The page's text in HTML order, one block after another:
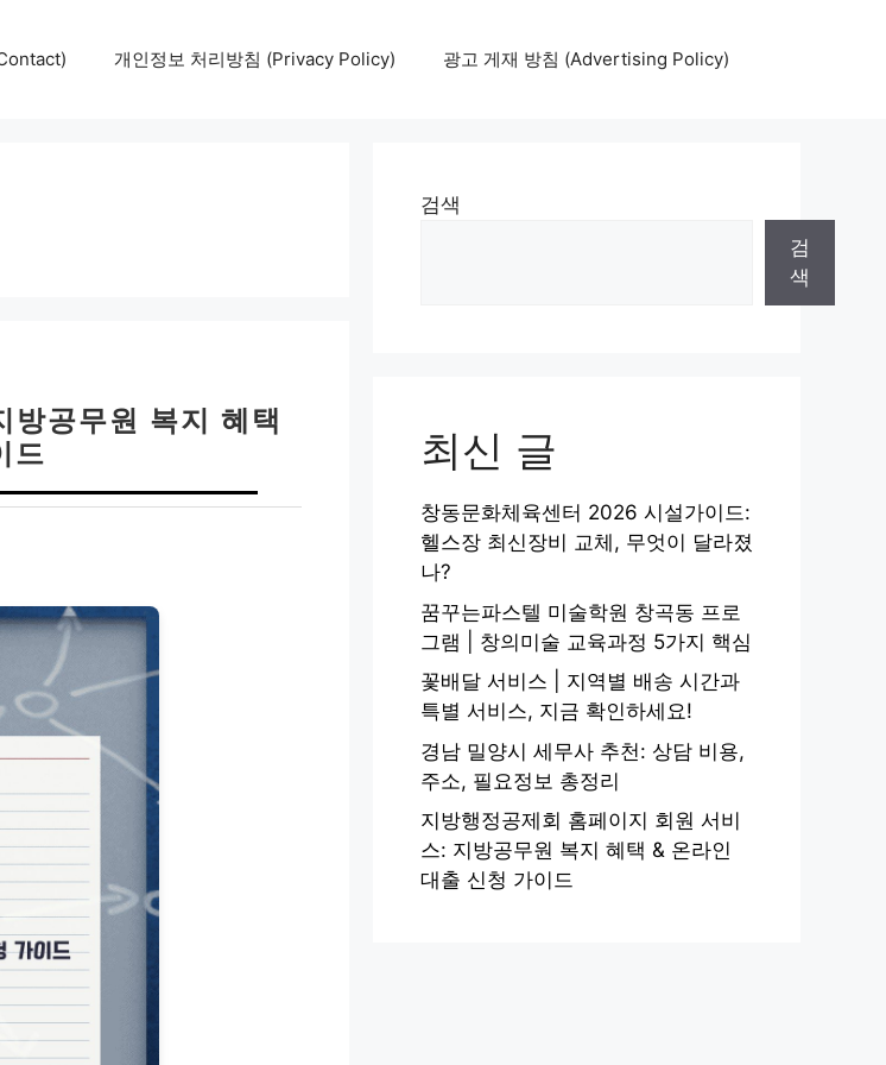
개인정보 처리방침 (Privacy Policy) 광고 게재 방침 (Advertising Policy)
공무원 복지 혜택
드
검색
검
색
최신 글
창동문화체육센터 2026 시설가이드:
헬스장 최신장비 교체, 무엇이 달라졌
나?
꿈꾸는파스텔 미술학원 창곡동 프로
그램 | 창의미술 교육과정 5가지 핵심
꽃배달 서비스 | 지역별 배송 시간과
특별 서비스, 지금 확인하세요!
경남 밀양시 세무사 추천: 상담 비용,
주소, 필요정보 총정리
지방행정공제회 홈페이지 회원 서비
스: 지방공무원 복지 혜택 & 온라인
대출 신청 가이드